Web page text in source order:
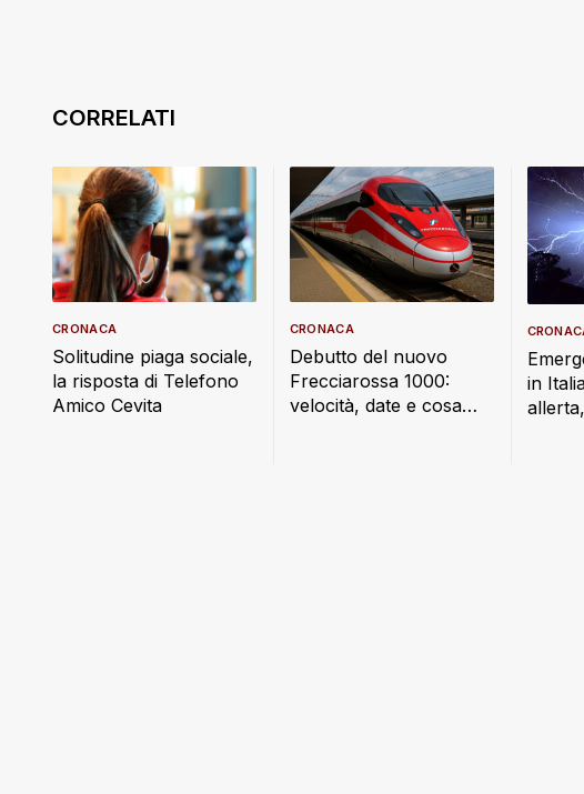
Solitudine piaga sociale,
la risposta di Telefono
Amico Cevita
CRONACA
Debutto del nuovo
Frecciarossa 1000:
velocità, date e cosa
CRONACA
in